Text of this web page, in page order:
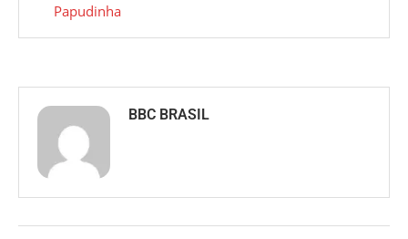
Papudinha
BBC BRASIL